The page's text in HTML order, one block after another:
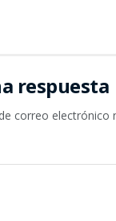
respuesta
correo electrónico